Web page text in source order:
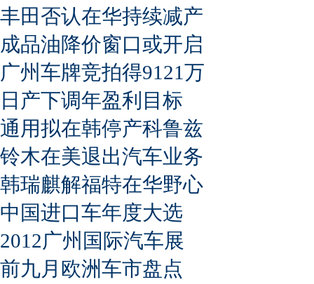
丰田否认在华持续减产
成品油降价窗口或开启
广州车牌竞拍得9121万
日产下调年盈利目标
通用拟在韩停产科鲁兹
铃木在美退出汽车业务
韩瑞麒解福特在华野心
中国进口车年度大选
2012广州国际汽车展
前九月欧洲车市盘点